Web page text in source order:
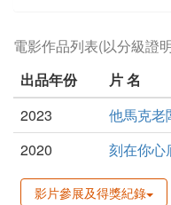
電影作品列表(以分級證
出品年份
片 名
2023
他馬克老
2020
刻在你心
影片參展及得獎紀錄